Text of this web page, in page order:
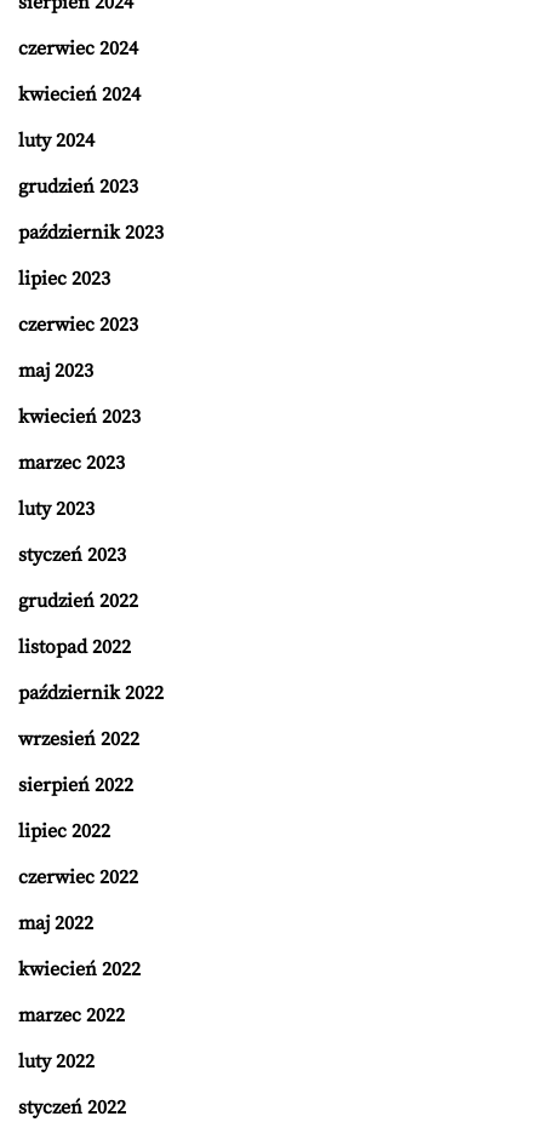
czerwiec 2024
kwiecień 2024
luty 2024
grudzień 2023
październik 2023
lipiec 2023
czerwiec 2023
maj 2023
kwiecień 2023
marzec 2023
luty 2023
styczeń 2023
grudzień 2022
listopad 2022
październik 2022
wrzesień 2022
sierpień 2022
lipiec 2022
czerwiec 2022
maj 2022
kwiecień 2022
marzec 2022
luty 2022
styczeń 2022